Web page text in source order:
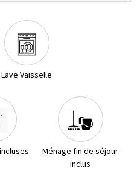
Lave Vaisselle
Ménage fin de séjour
inclus